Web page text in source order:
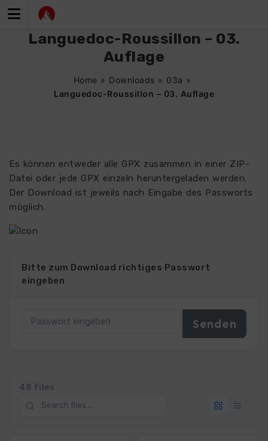
Inhalt
Languedoc-Roussillon – 03.
Auflage
Home » Downloads » 03a »
Languedoc-Roussillon – 03. Auflage
Es können entweder alle GPX zusammen in einer ZIP-
Datei oder jede GPX einzeln heruntergeladen werden.
Der Download ist jeweils nach Eingabe des Passworts
möglich.
Bitte zum Download richtiges Passwort
eingeben
48 files